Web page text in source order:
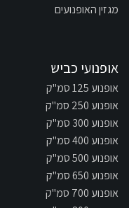
מגזין האופנועים
אופנועי כביש
אופנוע 125 סמ"ק
אופנוע 250 סמ"ק
אופנוע 300 סמ"ק
אופנוע 400 סמ"ק
אופנוע 500 סמ"ק
אופנוע 650 סמ"ק
אופנוע 700 סמ"ק